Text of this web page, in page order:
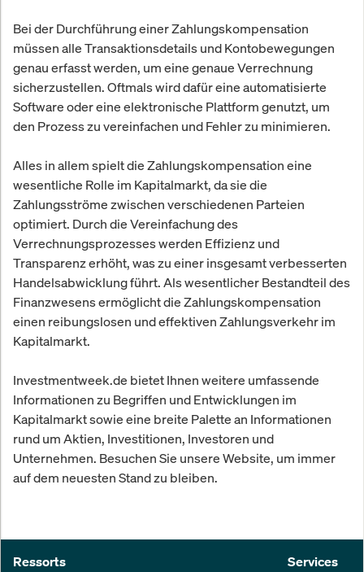
Bei der Durchführung einer Zahlungskompensation
müssen alle Transaktionsdetails und Kontobewegungen
genau erfasst werden, um eine genaue Verrechnung
sicherzustellen. Oftmals wird dafür eine automatisierte
Software oder eine elektronische Plattform genutzt, um
den Prozess zu vereinfachen und Fehler zu minimieren.
Alles in allem spielt die Zahlungskompensation eine
wesentliche Rolle im Kapitalmarkt, da sie die
Zahlungsströme zwischen verschiedenen Parteien
optimiert. Durch die Vereinfachung des
Verrechnungsprozesses werden Effizienz und
Transparenz erhöht, was zu einer insgesamt verbesserten
Handelsabwicklung führt. Als wesentlicher Bestandteil des
Finanzwesens ermöglicht die Zahlungskompensation
einen reibungslosen und effektiven Zahlungsverkehr im
Kapitalmarkt.
Investmentweek.de bietet Ihnen weitere umfassende
Informationen zu Begriffen und Entwicklungen im
Kapitalmarkt sowie eine breite Palette an Informationen
rund um Aktien, Investitionen, Investoren und
Unternehmen. Besuchen Sie unsere Website, um immer
auf dem neuesten Stand zu bleiben.
Ressorts Services